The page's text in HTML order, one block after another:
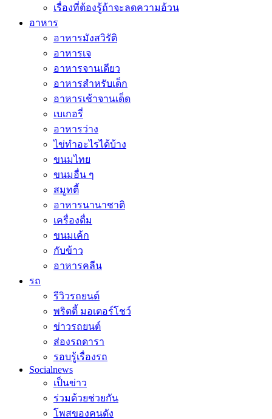
เรื่องที่ต้องรู้ถ้าจะลดความอ้วน
อาหาร
อาหารมังสวิรัติ
อาหารเจ
อาหารจานเดียว
อาหารสำหรับเด็ก
อาหารเช้าจานเด็ด
เบเกอรี่
อาหารว่าง
ไข่ทำอะไรได้บ้าง
ขนมไทย
ขนมอื่น ๆ
สมูทตี้
อาหารนานาชาติ
เครื่องดื่ม
ขนมเค้ก
กับข้าว
อาหารคลีน
รถ
รีวิวรถยนต์
พริตตี้ มอเตอร์โชว์
ข่าวรถยนต์
ส่องรถดารา
รอบรู้เรื่องรถ
Socialnews
เป็นข่าว
ร่วมด้วยช่วยกัน
โพสของคนดัง